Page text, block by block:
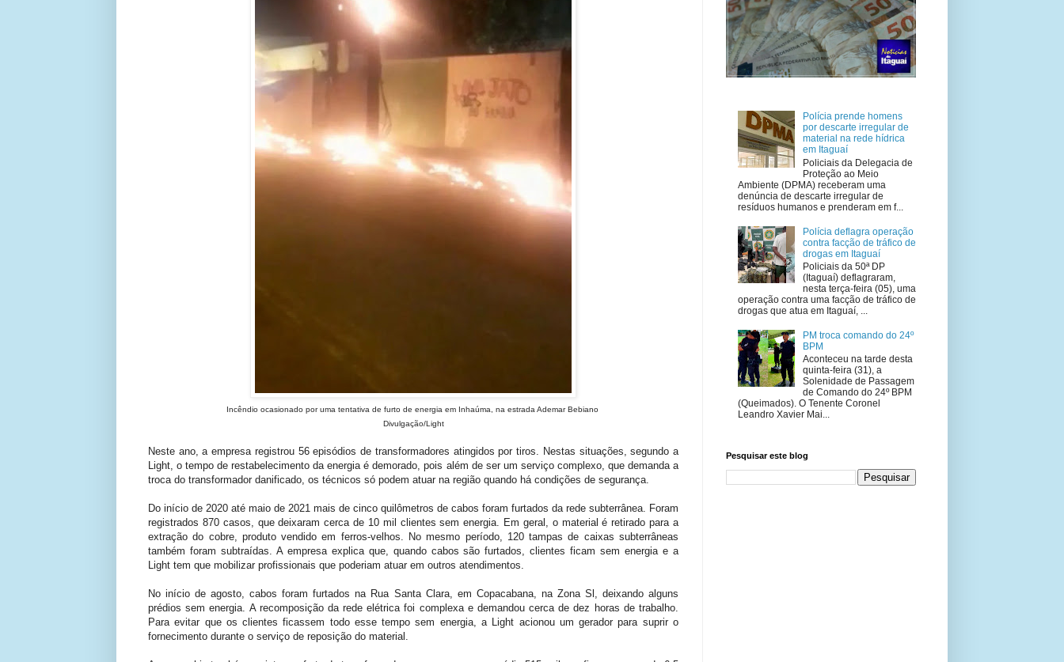
Incêndio ocasionado por uma tentativa de furto de energia em Inhaúma, na estrada Ademar Bebiano
Divulgação/Light
Neste ano, a empresa registrou 56 episódios de transformadores atingidos por tiros. Nestas situações, segundo a
Light, o tempo de restabelecimento da energia é demorado, pois além de ser um serviço complexo, que demanda a
troca do transformador danificado, os técnicos só podem atuar na região quando há condições de segurança.
Do início de 2020 até maio de 2021 mais de cinco quilômetros de cabos foram furtados da rede subterrânea. Foram
registrados 870 casos, que deixaram cerca de 10 mil clientes sem energia. Em geral, o material é retirado para a
extração do cobre, produto vendido em ferros-velhos. No mesmo período, 120 tampas de caixas subterrâneas
também foram subtraídas. A empresa explica que, quando cabos são furtados, clientes ficam sem energia e a
Light tem que mobilizar profissionais que poderiam atuar em outros atendimentos.
No início de agosto, cabos foram furtados na Rua Santa Clara, em Copacabana, na Zona Sl, deixando alguns
prédios sem energia. A recomposição da rede elétrica foi complexa e demandou cerca de dez horas de trabalho.
Para evitar que os clientes ficassem todo esse tempo sem energia, a Light acionou um gerador para suprir o
fornecimento durante o serviço de reposição do material.
Polícia prende homens
por descarte irregular de
material na rede hídrica
em Itaguaí
Policiais da Delegacia de
Proteção ao Meio
Ambiente (DPMA) receberam uma
denúncia de descarte irregular de
resíduos humanos e prenderam em f...
Polícia deflagra operação
contra facção de tráfico de
drogas em Itaguaí
Policiais da 50ª DP
(Itaguaí) deflagraram,
nesta terça-feira (05), uma
operação contra uma facção de tráfico de
drogas que atua em Itaguaí, ...
PM troca comando do 24º
BPM
Aconteceu na tarde desta
quinta-feira (31), a
Solenidade de Passagem
de Comando do 24º BPM
(Queimados). O Tenente Coronel
Leandro Xavier Mai...
Pesquisar este blog